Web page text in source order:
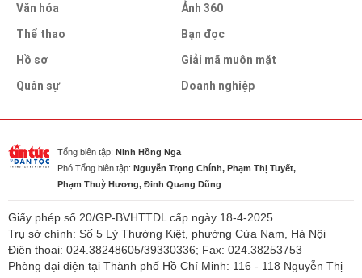
Văn hóa
Thể thao
Hồ sơ
Quân sự
Ảnh 360
Bạn đọc
Giải mã muôn mặt
Doanh nghiệp
Tổng biên tập: Ninh Hồng Nga
Phó Tổng biên tập: Nguyễn Trọng Chính, Phạm Thị Tuyết,
Phạm Thuỳ Hương, Đinh Quang Dũng
Giấy phép số 20/GP-BVHTTDL cấp ngày 18-4-2025.
Trụ sở chính: Số 5 Lý Thường Kiệt, phường Cửa Nam, Hà Nội
Điện thoại: 024.38248605/39330336; Fax: 024.38253753
Phòng đại diện tại Thành phố Hồ Chí Minh: 116 - 118 Nguyễn Thị